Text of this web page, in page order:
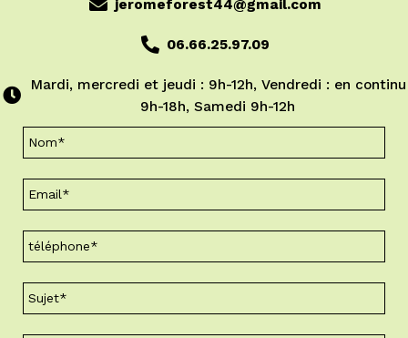
jeromeforest44@gmail.com
06.66.25.97.09
Mardi, mercredi et jeudi : 9h-12h, Vendredi : en continu
9h-18h, Samedi 9h-12h